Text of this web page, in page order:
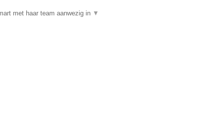
met haar team aanwezig in ▼